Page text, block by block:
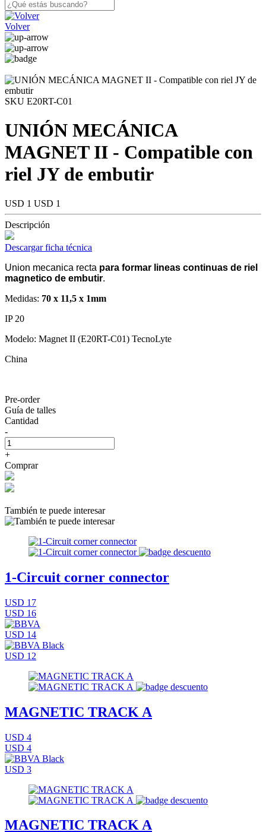
Volver
SKU E20RT-C01
UNIÓN MECÁNICA
MAGNET II - Compatible con
riel JY de embutir
USD 1 USD 1
Descripción
Descargar ficha técnica
Union mecanica recta para formar lineas continuas de riel
magnetico de embutir.
Medidas: 70 x 11,5 x 1mm
IP 20
Modelo: Magnet II (E20RT-C01) TecnoLyte
China
Pre-order
Guía de talles
Cantidad
-
+
Comprar
También te puede interesar
1-Circuit corner connector
USD 17
USD 16
USD 14
USD 12
MAGNETIC TRACK A
USD 4
USD 4
USD 3
MAGNETIC TRACK A